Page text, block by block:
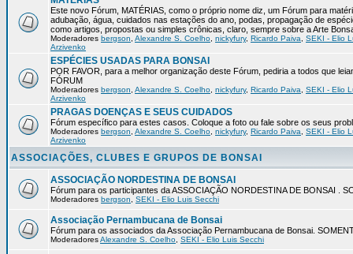
Este novo Fórum, MATÉRIAS, como o próprio nome diz, um Fórum para
adubação, água, cuidados nas estações do ano, podas, propagação de
como artigos, propostas ou simples crônicas, claro, sempre sobre a Arte
Moderadores bergson Alexandre S. Coelho nickyfury, Ricardo Paiva
SEKI - Elio
Arzivenko
ESPÉCIES USADAS PARA BONSAI
POR FAVOR, para a melhor organização deste Fórum, pediria a todos que
FÓRUM
Moderadores bergson Alexandre S. Coelho nickyfury, Ricardo Paiva
SEKI - Elio
Arzivenko
PRAGAS DOENÇAS E SEUS CUIDADOS
Fórum específico para estes casos. Coloque a foto ou fale sobre os seus
Moderadores bergson Alexandre S. Coelho nickyfury, Ricardo Paiva
SEKI - Elio
Arzivenko
ASSOCIAÇÕES, CLUBES E GRUPOS DE BONSAI
ASSOCIAÇÃO NORDESTINA DE BONSAI
Fórum para os participantes da ASSOCIAÇÃO NORDESTINA DE BONSAI .
Moderadores bergson SEKI - Elio Luis Secchi
Associação Pernambucana de Bonsai
Fórum para os associados da Associação Pernambucana de Bonsai.
ModeradoresAlexandre S. Coelho SEKI - Elio Luis Secchi